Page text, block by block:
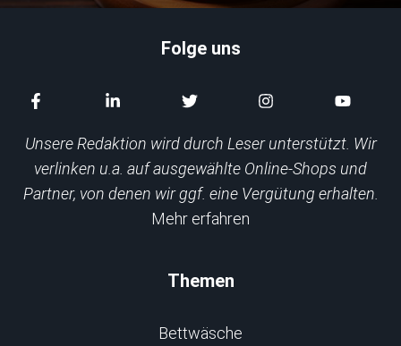
Folge uns
Unsere Redaktion wird durch Leser unterstützt. Wir
verlinken u.a. auf ausgewählte Online-Shops und
Partner, von denen wir ggf. eine Vergütung erhalten.
Mehr erfahren
Themen
Bettwäsche